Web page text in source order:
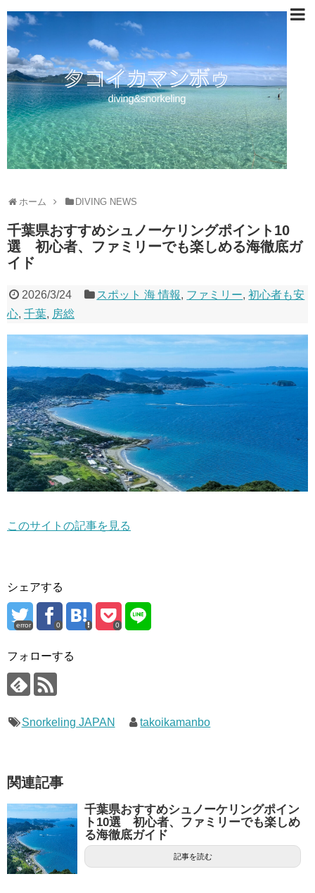
ホーム DIVING NEWS
千葉県おすすめシュノーケリングポイント10
選 初心者、ファミリーでも楽しめる海徹底ガ
イド
2026/3/24 スポット 海 情報, ファミリー,初心者も安
心, 千葉, 房総
このサイトの記事を見る
シェアする
error 0 0
フォローする
Snorkeling JAPAN takoikamanbo
関連記事
千葉県おすすめシュノーケリングポイン
ト10選 初心者、ファミリーでも楽しめ
る海徹底ガイド
記事を読む